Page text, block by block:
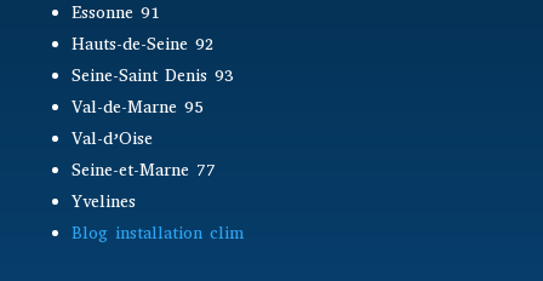
Essonne 91
Hauts-de-Seine 92
Seine-Saint Denis 93
Val-de-Marne 95
Val-d’Oise
Seine-et-Marne 77
Yvelines
Blog installation clim